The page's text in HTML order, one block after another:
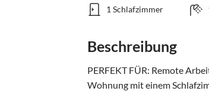
1 Schlafzimmer
Beschreibung
PERFEKT FÜR: Remote
Wohnung mit einem